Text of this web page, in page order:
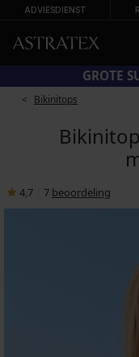
ADVIESDIENST
Bikinitops
4,7 7 beoordeling